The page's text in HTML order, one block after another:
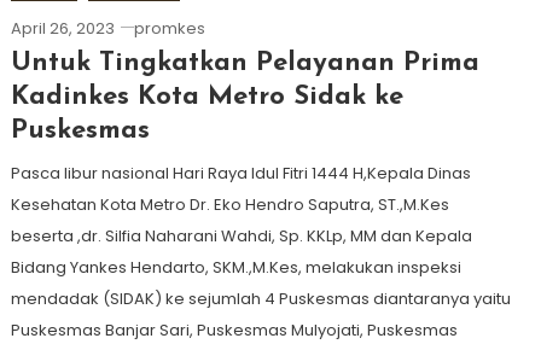
April 26, 2023 promkes
Untuk Tingkatkan Pelayanan Prima
Kadinkes Kota Metro Sidak ke
Puskesmas
Pasca libur nasional Hari Raya Idul Fitri 1444 H,Kepala Dinas
Kesehatan Kota Metro Dr. Eko Hendro Saputra, ST.,M.Kes
beserta ,dr. Silfia Naharani Wahdi, Sp. KKLp, MM dan Kepala
Bidang Yankes Hendarto, SKM.,M.Kes, melakukan inspeksi
mendadak (SIDAK) ke sejumlah 4 Puskesmas diantaranya yaitu
Puskesmas Banjar Sari, Puskesmas Mulyojati, Puskesmas